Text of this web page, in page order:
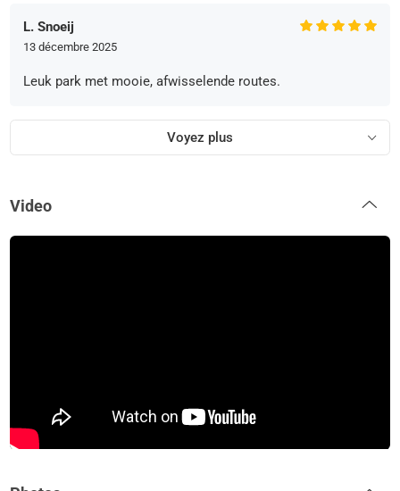
L. Snoeij
13 décembre 2025
Leuk park met mooie, afwisselende routes.
Voyez plus
Video